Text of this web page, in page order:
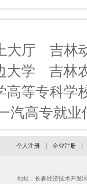
大厅
吉林
大学
吉林
高等专科学
汽高专就业
个人注册 企业注册
地址：长春经济技术开发